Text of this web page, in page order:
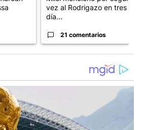
vez al Rodrigazo en tres
día...
21 comentarios